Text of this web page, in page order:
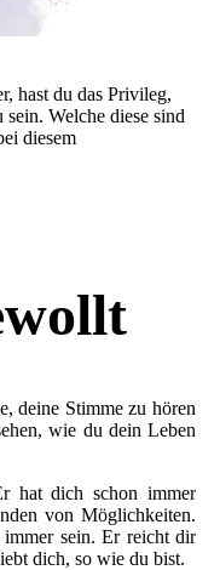
hast du das Privileg,
Welche diese sind
diesem
deine Stimme zu hören
wie du dein Leben
hat dich schon immer
von Möglichkeiten.
sein. Er reicht dir
dich, so wie du bist.